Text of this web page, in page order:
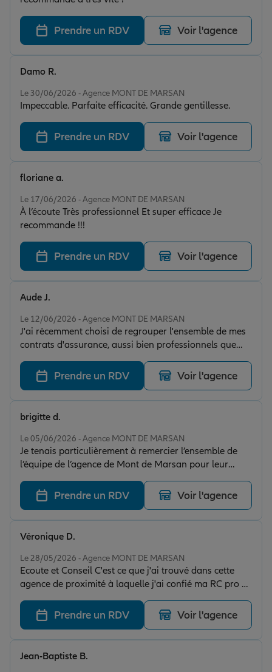
Prendre un RDV Voir l'agence
Le 30/06/2026 - Agence MONT DE MARSAN
Impeccable. Parfaite efficacité. Grande gentillesse.
Damo R.
Prendre un RDV Voir l'agence
Le 17/06/2026 - Agence MONT DE MARSAN
À l’écoute Très professionnel Et super efficace Je
recommande !!!
floriane a.
Prendre un RDV Voir l'agence
Le 12/06/2026 - Agence MONT DE MARSAN
J'ai récemment choisi de regrouper l'ensemble de mes
contrats d'assurance, aussi bien professionnels que
personnels, chez Allianz, et j'en suis pleinement.
J'apprécie particulièrement leur professionnalisme,
leur grande réactivité et leur disponibilité. Chaque
demande est traitée avec sérieux et efficacité, avec une
véritable écoute des besoins et des conseils adaptés.
La transparence dans les échanges est également un
vrai point fort, ce qui permet d'avancer en toute
confiance. Un accompagnement de qualité que je
recommande sans hésiter.
Aude J.
Prendre un RDV Voir l'agence
Le 05/06/2026 - Agence MONT DE MARSAN
Je tenais particulièrement à remercier l’ensemble de
l’équipe de l’agence de Mont de Marsan pour leur
bienveillance, écoute et compétences .Merci à vous.
brigitte d.
Prendre un RDV Voir l'agence
Le 28/05/2026 - Agence MONT DE MARSAN
Ecoute et Conseil C'est ce que j'ai trouvé dans cette
agence de proximité à laquelle j'ai confié ma RC pro et
ma prévoyance, beaucoup plus adaptées à ma
situation actuelle. Cécile a le don pour rendre simples
les assurances. Et l'accueil à l'agence est toujours
chaleureux. Merci à toute l'équipe !
Véronique D.
Prendre un RDV Voir l'agence
Jean-Baptiste B.